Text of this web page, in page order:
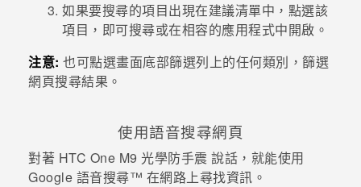
如果要搜尋的項目出現在建議清單中，點選該
項目，即可搜尋或在相容的應用程式中開啟。
注意: 也可點選畫面底部篩選列上的任何類別，篩選
網頁搜尋結果。
使用語音搜尋網頁
對著 HTC One M9 光學防手震 說話，就能使用
Google 語音搜尋™ 在網路上尋找資訊。